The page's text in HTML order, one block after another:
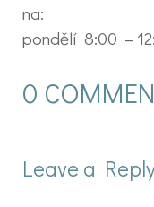
na:
pondělí 8:00 –
0
Leave a